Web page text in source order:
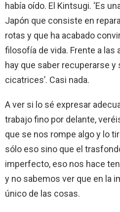
había oído. El Kintsugi. ‘Es
Japón que consiste en
rotas y que ha acabado
filosofía de vida. Frente a las
hay que saber recuperarse y
cicatrices’. Casi nada.
A ver si lo sé expresar
trabajo fino por delante,
que se nos rompe algo y lo
sólo eso sino que el
imperfecto, eso nos hace
y no sabemos ver que en la
único de las cosas.